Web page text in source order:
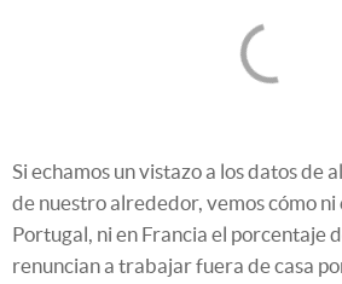
Si echamos un vistazo a los datos de
de nuestro alrededor, vemos cómo ni
Portugal, ni en Francia el porcentaje
renuncian a trabajar fuera de casa